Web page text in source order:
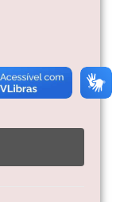
cultural